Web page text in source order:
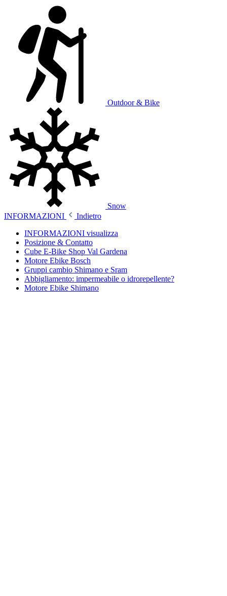
Outdoor & Bike
Snow
INFORMAZIONI
Indietro
INFORMAZIONI visualizza
Posizione & Contatto
Cube E-Bike Shop Val Gardena
Motore Ebike Bosch
Gruppi cambio Shimano e Sram
Abbigliamento: impermeabile o idrorepellente?
Motore Ebike Shimano